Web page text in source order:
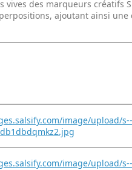
vives des marqueurs créatifs
ajoutant ainsi
image/upload/
image/upload/